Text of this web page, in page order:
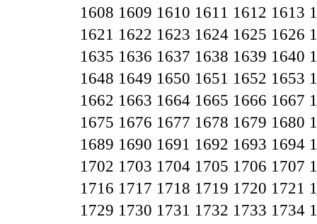
1608 1609 1610 1611 1612 1613
1621 1622 1623 1624 1625 1626
1635 1636 1637 1638 1639 1640
1648 1649 1650 1651 1652 1653
1662 1663 1664 1665 1666 1667
1675 1676 1677 1678 1679 1680
1689 1690 1691 1692 1693 1694
1702 1703 1704 1705 1706 1707
1716 1717 1718 1719 1720 1721
1729 1730 1731 1732 1733 1734